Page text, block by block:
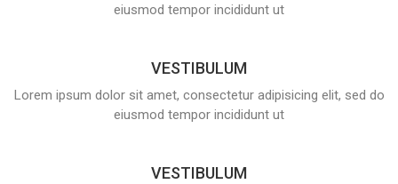
eiusmod tempor incididunt ut
VESTIBULUM
Lorem ipsum dolor sit amet, consectetur adipisicing elit, sed do
eiusmod tempor incididunt ut
VESTIBULUM